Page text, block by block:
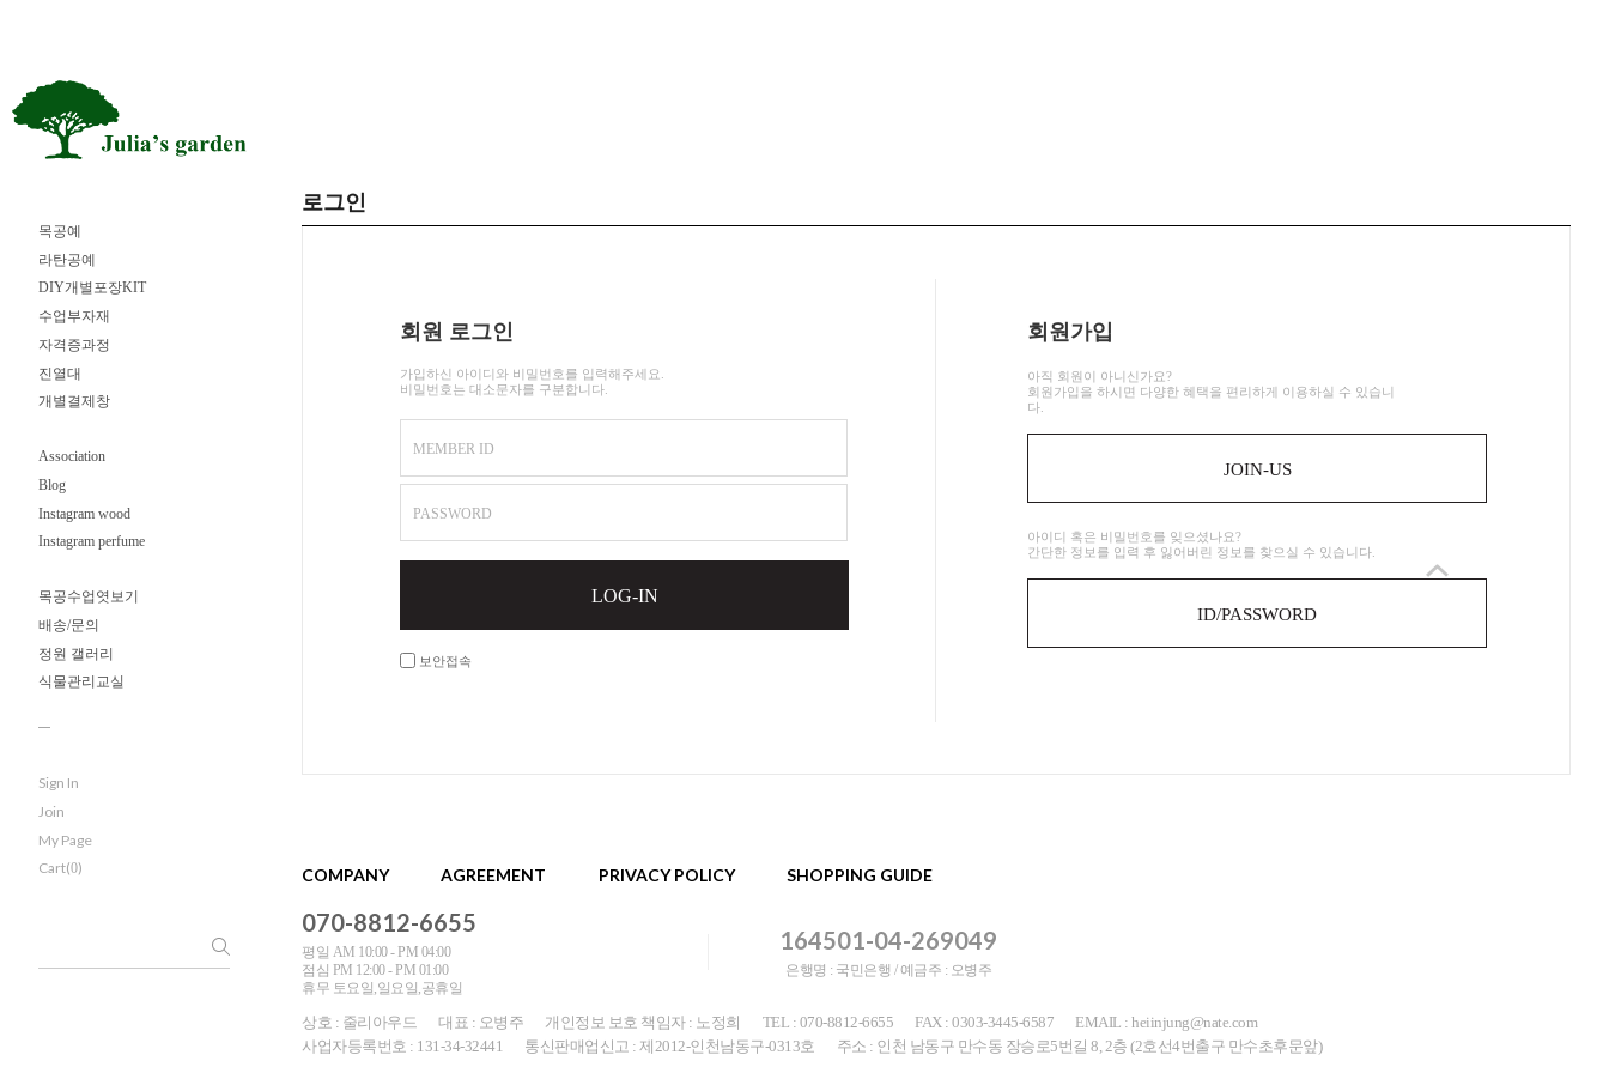
목공예
라탄공예
DIY개별포장KIT
수업부자재
자격증과정
진열대
개별결제창
Association
Blog
Instagram wood
Instagram perfume
목공수업엿보기
배송/문의
정원 갤러리
식물관리교실
Sign In
Join
My Page
Cart(0)
로그인
회원 로그인
가입하신 아이디와 비밀번호를 입력해주세요.
비밀번호는 대소문자를 구분합니다.
MEMBER ID
PASSWORD
LOG-IN
보안접속
회원가입
아직 회원이 아니신가요?
회원가입을 하시면 다양한 혜택을 편리하게 이용하실 수 있습니
다.
JOIN-US
아이디 혹은 비밀번호를 잊으셨나요?
간단한 정보를 입력 후 잃어버린 정보를 찾으실 수 있습니다.
ID/PASSWORD
COMPANY AGREEMENT PRIVACY POLICY SHOPPING GUIDE
070-8812-6655
평일 AM 10:00 - PM 04:00
점심 PM 12:00 - PM 01:00
휴무 토요일,일요일,공휴일
164501-04-269049
은행명 : 국민은행 / 예금주 : 오병주
상호 : 줄리아우드 대표 : 오병주 개인정보 보호 책임자 : 노정희 TEL : 070-8812-6655 FAX : 0303-3445-6587
EMAIL : heiinjung@nate.com
사업자등록번호 : 131-34-32441
통신판매업신고 : 제2012-인천남동구-0313호 주소 : 인천 남동구 만수동 장승로5번길 8, 2층 (2호선4번출구 만수초후문앞)